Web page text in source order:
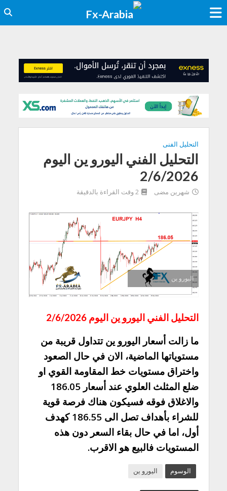
التحليل الفنى
التحليل الفني اليورو ين اليوم
2/6/2026
شهرين مضى 2 وقت القراءة بالدقيقة
اليورو ين
التحليل الفني اليورو ين اليوم 2/6/2026
ما زالت أسعار اليورو ين تتداول قريبة من
مستوياتها الماضية، الان في حال الصعود
واختراق مستويات خط المقاومة القوي او
ضلع المثلث العلوي عند أسعار 186.05
والاغلاق فوقه فسيكون هناك فرصة قوية
للشراء بأهداف تصل الى 186.55 كهدف
أول، اما في حال بقاء السعر دون هذه
المستويات فالبيع هو الاقرب.
الوسوم اليورو ين